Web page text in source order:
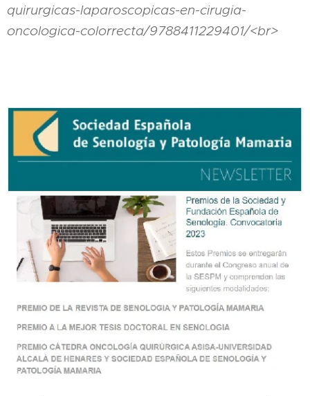
quirurgicas-laparoscopicas-en-cirugia-
oncologica-colorrecta/9788411229401/<br>